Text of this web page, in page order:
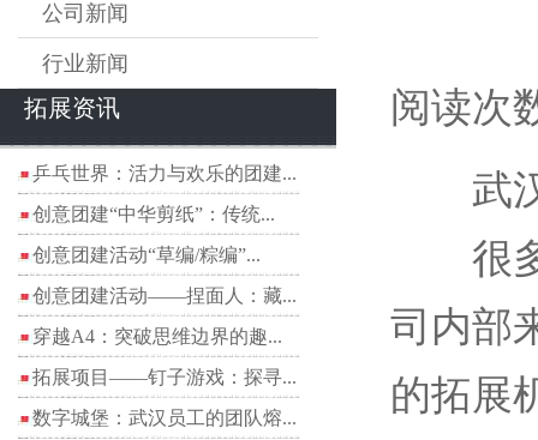
公司新闻
行业新闻
拓展资讯
乒乓世界：活力与欢乐的团建...
创意团建“中华剪纸”：传统...
创意团建活动“草编/粽编”...
创意团建活动——捏面人：藏...
穿越A4：突破思维边界的趣...
拓展项目——钉子游戏：探寻...
数字城堡：武汉员工的团队熔...
阅读次
武
很多
司内部
的拓展